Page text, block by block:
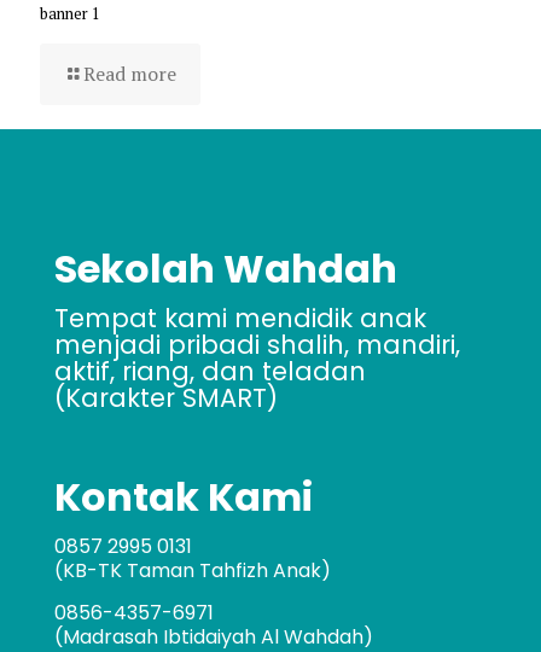
banner 1
Read more
Sekolah Wahdah
Tempat kami mendidik anak
menjadi pribadi shalih, mandiri,
aktif, riang, dan teladan
(Karakter SMART)
Kontak Kami
0857 2995 0131
(KB-TK Taman Tahfizh Anak)
0856-4357-6971
(Madrasah Ibtidaiyah Al Wahdah)